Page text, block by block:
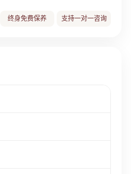
终身免费保养 支持一对一咨询